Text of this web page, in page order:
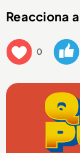
Reacciona
0